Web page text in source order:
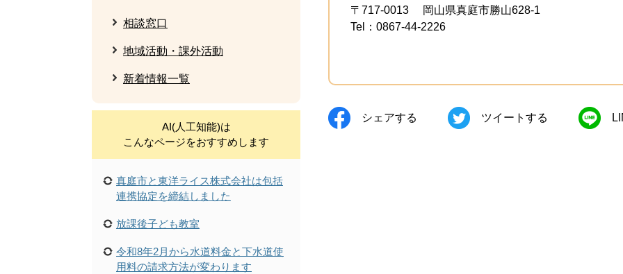
〒717-0013
岡山県真庭市勝山628-1
Tel：0867-44-2226
シェアする ツイートする
相談窓口
地域活動・課外活動
新着情報一覧
AI(人工知能)は
こんなページをおすすめします
真庭市と東洋ライス株式会社は包括
連携協定を締結しました
放課後子ども教室
令和8年2月から水道料金と下水道使
用料の請求方法が変わります